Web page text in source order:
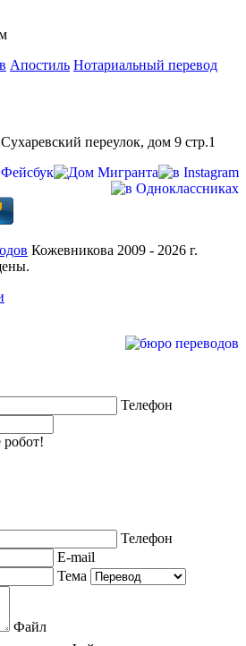
Апостиль Нотариальный перевод
переулок, дом 9 стр.1
Кожевникова 2009 - 2026 г.
Телефон
Телефон
E-mail
Тема
Файл